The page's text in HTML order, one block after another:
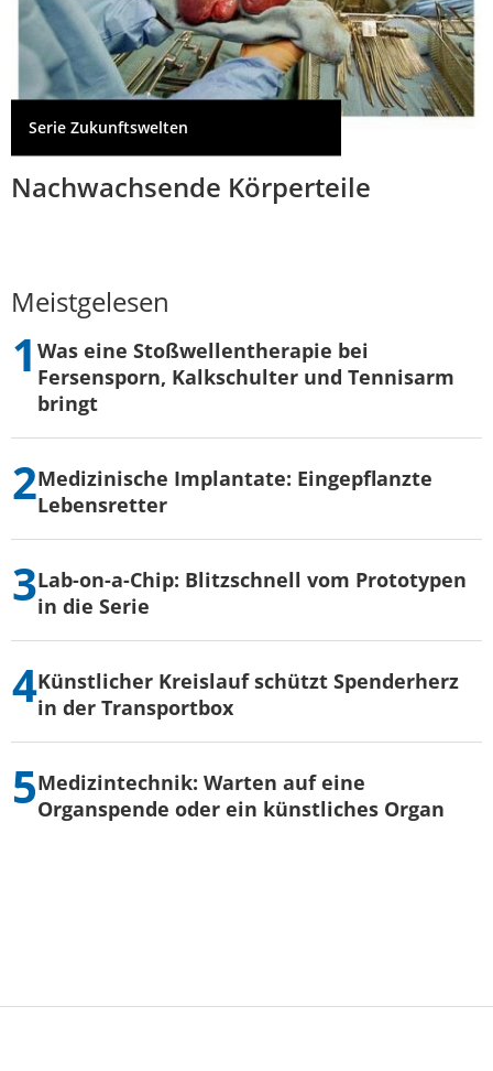
Serie Zukunftswelten
Nachwachsende Körperteile
Meistgelesen
Was eine Stoßwellentherapie bei
Fersensporn, Kalkschulter und Tennisarm
bringt
Medizinische Implantate: Eingepflanzte
Lebensretter
Lab-on-a-Chip: Blitzschnell vom Prototypen
in die Serie
Künstlicher Kreislauf schützt Spenderherz
in der Transportbox
Medizintechnik: Warten auf eine
Organspende oder ein künstliches Organ